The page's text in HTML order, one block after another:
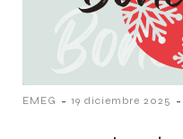
EMEG - 19 diciembre 2025 -